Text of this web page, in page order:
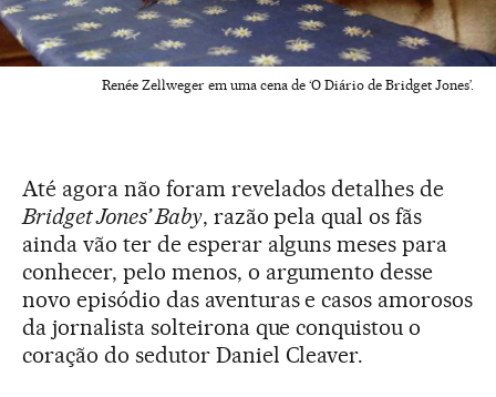
Renée Zellweger em uma cena de ‘O Diário de Bridget Jones’.
Até agora não foram revelados detalhes de
Bridget Jones’ Baby, razão pela qual os fãs
ainda vão ter de esperar alguns meses para
conhecer, pelo menos, o argumento desse
novo episódio das aventuras e casos amorosos
da jornalista solteirona que conquistou o
coração do sedutor Daniel Cleaver.